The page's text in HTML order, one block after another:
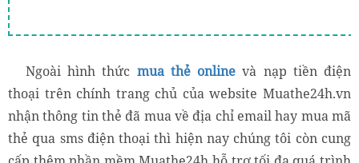
Ngoài hình thức mua thẻ online và nạp tiền điện
thoại trên chính trang chủ của website Muathe24h.vn
nhận thông tin thẻ đã mua về địa chỉ email hay mua mã
thẻ qua sms điện thoại thì hiện nay chúng tôi còn cung